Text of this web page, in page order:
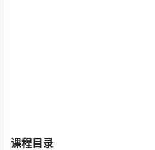
课程目录